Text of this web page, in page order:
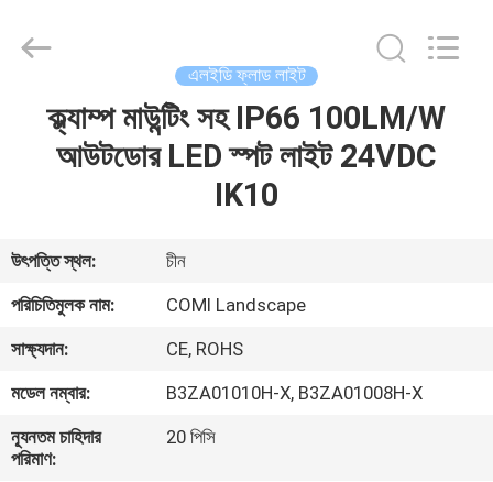
আমাদের
সম্পর্কে
কারখানা
ভ্রমণ
LIGHTING
LIMITED.
এলইডি ফ্লাড লাইট
ক্ল্যাম্প মাউন্টিং সহ IP66 100LM/W
আউটডোর LED স্পট লাইট 24VDC
IK10
উৎপত্তি স্থল:
চীন
পরিচিতিমুলক নাম:
COMI Landscape
সাক্ষ্যদান:
CE, ROHS
মডেল নম্বার:
B3ZA01010H-X, B3ZA01008H-X
ন্যূনতম চাহিদার
পরিমাণ:
20 পিসি